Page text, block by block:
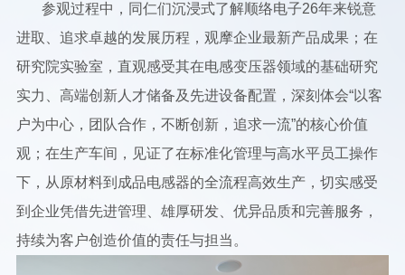
参观过程中，同仁们沉浸式了解顺络电子26年来锐意
进取、追求卓越的发展历程，观摩企业最新产品成果；在
研究院实验室，直观感受其在电感变压器领域的基础研究
实力、高端创新人才储备及先进设备配置，深刻体会“以客
户为中心，团队合作，不断创新，追求一流”的核心价值
观；在生产车间，见证了在标准化管理与高水平员工操作
下，从原材料到成品电感器的全流程高效生产，切实感受
到企业凭借先进管理、雄厚研发、优异品质和完善服务，
持续为客户创造价值的责任与担当。